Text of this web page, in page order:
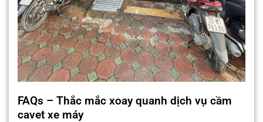
FAQs – Thắc mắc xoay quanh dịch vụ cầm
cavet xe máy